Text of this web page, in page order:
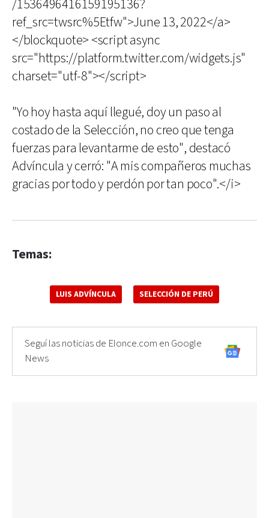
/1536496416159195136?
ref_src=twsrc%5Etfw">June 13, 2022</a>
</blockquote> <script async
src="https://platform.twitter.com/widgets.js"
charset="utf-8"></script>
"Yo hoy hasta aquí llegué, doy un paso al
costado de la Selección, no creo que tenga
fuerzas para levantarme de esto", destacó
Advíncula y cerró: "A mis compañeros muchas
gracias por todo y perdón por tan poco".</i>
Temas:
LUIS ADVÍNCULA SELECCIÓN DE PERÚ
Seguí las noticias de Elonce.com en Google
News